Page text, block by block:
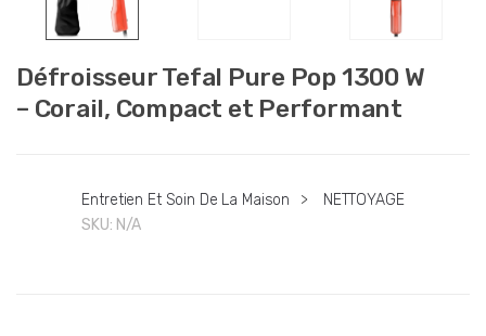
Défroisseur Tefal Pure Pop 1300 W
– Corail, Compact et Performant
Entretien Et Soin De La Maison >
NETTOYAGE
SKU: N/A